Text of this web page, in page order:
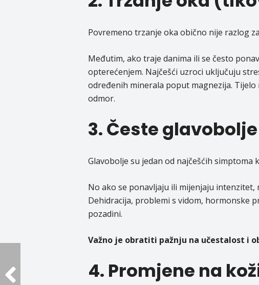
Povremeno trzanje oka obično nije razlog
Međutim, ako traje danima ili se često
opterećenjem. Najčešći uzroci uključuju
određenih minerala poput magnezija.
odmor.
3. Česte glavobolje
Glavobolje su jedan od najčešćih simptoma
No ako se ponavljaju ili mijenjaju
Dehidracija, problemi s vidom, hormonske
pozadini.
Važno je obratiti pažnju na učestalost i
4. Promjene na